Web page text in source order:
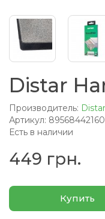
Distar
Производитель: Distar
Артикул: 89568442160
Есть в наличии
449 грн.
Купить